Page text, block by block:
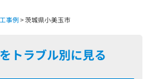
事例 > 茨城県小美玉市
トラブル別に見る